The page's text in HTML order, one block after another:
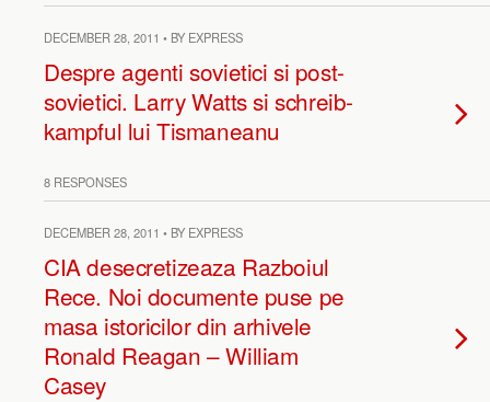
DECEMBER 28, 2011 • BY EXPRESS
Despre agenti sovietici si post-
sovietici. Larry Watts si schreib-
kampful lui Tismaneanu
8 RESPONSES
DECEMBER 28, 2011 • BY EXPRESS
CIA desecretizeaza Razboiul
Rece. Noi documente puse pe
masa istoricilor din arhivele
Ronald Reagan – William
Casey